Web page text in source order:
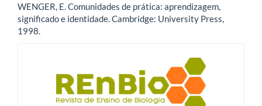
WENGER, E. Comunidades de prática: aprendizagem,
significado e identidade. Cambridge: University Press,
1998.